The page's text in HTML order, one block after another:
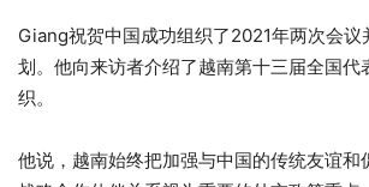
Giang祝贺中国成功组织了2021年两次会议
划。他向来访者介绍了越南第十三届全国代
织。
他说，越南始终把加强与中国的传统友谊和